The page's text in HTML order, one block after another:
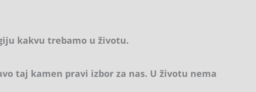
kakvu trebamo u životu.
taj kamen pravi izbor za nas. U životu nema